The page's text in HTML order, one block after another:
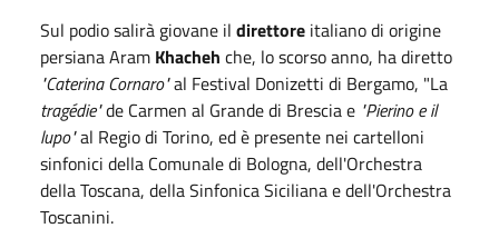
Sul podio salirà giovane il direttore italiano di origine
persiana Aram Khacheh che, lo scorso anno, ha diretto
"Caterina Cornaro"al Festival Donizetti di Bergamo, "La
tragédie"de Carmen al Grande di Brescia e "Pierino e il
lupo"al Regio di Torino, ed è presente nei cartelloni
sinfonici della Comunale di Bologna, dell'Orchestra
della Toscana, della Sinfonica Siciliana e dell'Orchestra
Toscanini.